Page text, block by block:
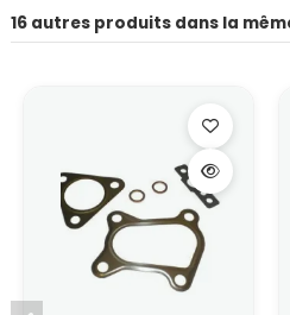
16 autres produits dans la